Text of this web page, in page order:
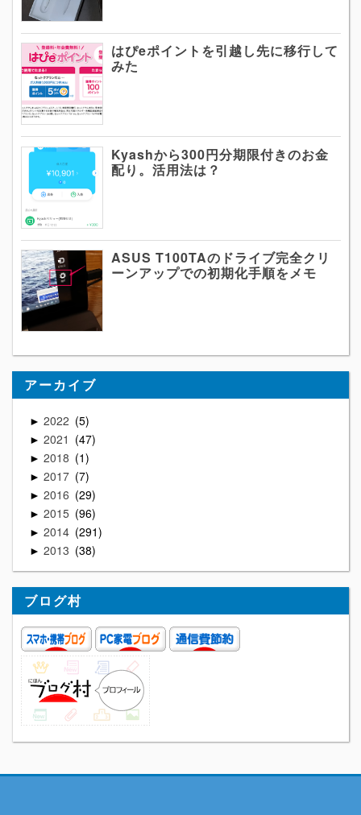
はぴeポイントを引越し先に移行して
みた
Kyashから300円分期限付きのお金
配り。活用法は？
ASUS T100TAのドライブ完全クリ
ーンアップでの初期化手順をメモ
アーカイブ
► 2022 5
► 2021 47
► 2018 1
► 2017 7
► 2016 29
► 2015 96
► 2014 291
► 2013 38
ブログ村